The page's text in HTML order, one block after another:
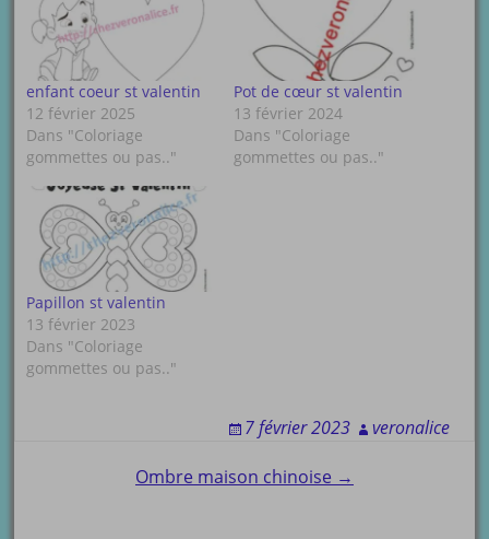
enfant coeur st valentin
12 février 2025
Dans "Coloriage
gommettes ou pas.."
Pot de cœur st valentin
13 février 2024
Dans "Coloriage
gommettes ou pas.."
Papillon st valentin
13 février 2023
Dans "Coloriage
gommettes ou pas.."
7 février 2023 veronalice
Ombre maison chinoise →